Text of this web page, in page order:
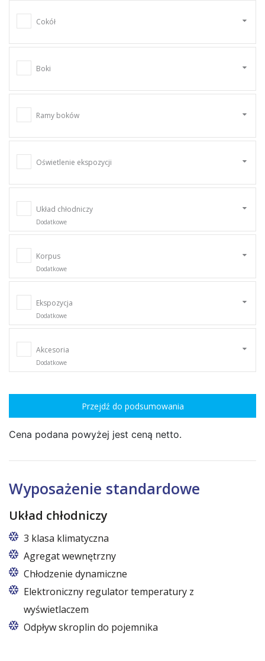
Cokół
Boki
Ramy boków
Oświetlenie ekspozycji
Układ chłodniczy
Dodatkowe
Korpus
Dodatkowe
Ekspozycja
Dodatkowe
Akcesoria
Dodatkowe
Przejdź do podsumowania
Cena podana powyżej jest ceną netto.
Wyposażenie standardowe
Układ chłodniczy
3 klasa klimatyczna
Agregat wewnętrzny
Chłodzenie dynamiczne
Elektroniczny regulator temperatury z
wyświetlaczem
Odpływ skroplin do pojemnika